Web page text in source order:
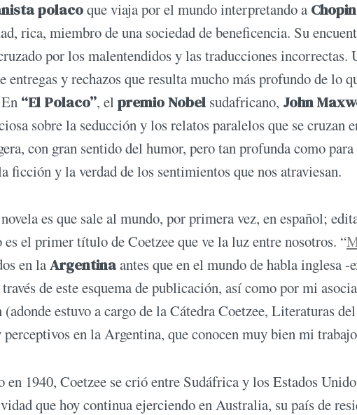
polacoque viaja por el mundo interpretando a Chopin
rica, miembro de una sociedad de beneficencia. Su
por los malentendidos y las traducciones incorrectas.
entregas y rechazos que resulta mucho más profundo de lo
“El Polaco”, el premio Nobel sudafricano, John
sobre la seducción y los relatos paralelos que se cruzan
con gran sentido del humor, pero tan profunda como
ficción y la verdad de los sentimientos que nos atraviesan.
es que sale al mundo, por primera vez, en español;
es el primer título de Coetzee que ve la luz entre nosotros. “
en laArgentinaantes que en el mundo de habla inglesa
de este esquema de publicación, así como por mi
estuvo a cargo de la Cátedra Coetzee, Literaturas
en la Argentina, que conocen muy bien mi
1940, Coetzee se crió entre Sudáfrica y los Estados
que hoy continua ejerciendo en Australia, su país de